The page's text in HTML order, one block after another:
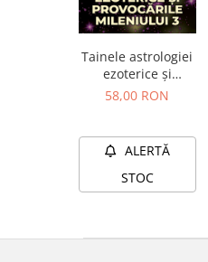
Tainele astrologiei
ezoterice și
provocările
58,00 RON
ALERTĂ
STOC